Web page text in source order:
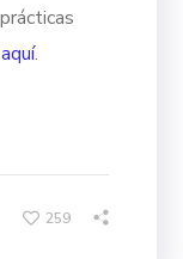
aquí.
259